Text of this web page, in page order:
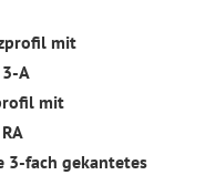
mit
A
mit
3-fach gekantetes